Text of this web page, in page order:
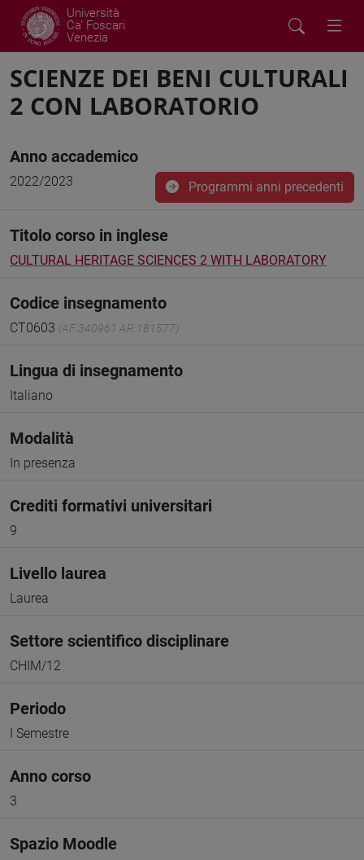
Università
Ca' Foscari
Venezia
SCIENZE DEI BENI CULTURALI
2 CON LABORATORIO
Anno accademico
2022/2023 Programmi anni precedenti
Titolo corso in inglese
CULTURAL HERITAGE SCIENCES 2 WITH LABORATORY
Codice insegnamento
CT0603 (AF:340961 AR:181577)
Lingua di insegnamento
Italiano
Modalità
In presenza
Crediti formativi universitari
9
Livello laurea
Laurea
Settore scientifico disciplinare
CHIM/12
Periodo
I Semestre
Anno corso
3
Spazio Moodle